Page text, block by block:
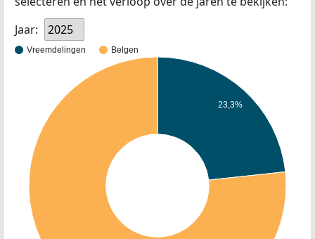
Jaar:
2025
Vreemdelingen Belgen
23,3%